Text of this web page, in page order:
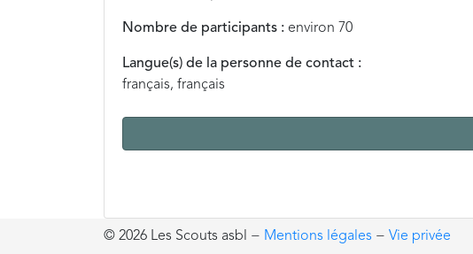
Nombre de participants : environ 70
Langue(s) de la personne de contact :
français, français
© 2026 Les Scouts asbl − Mentions légales − Vie privée